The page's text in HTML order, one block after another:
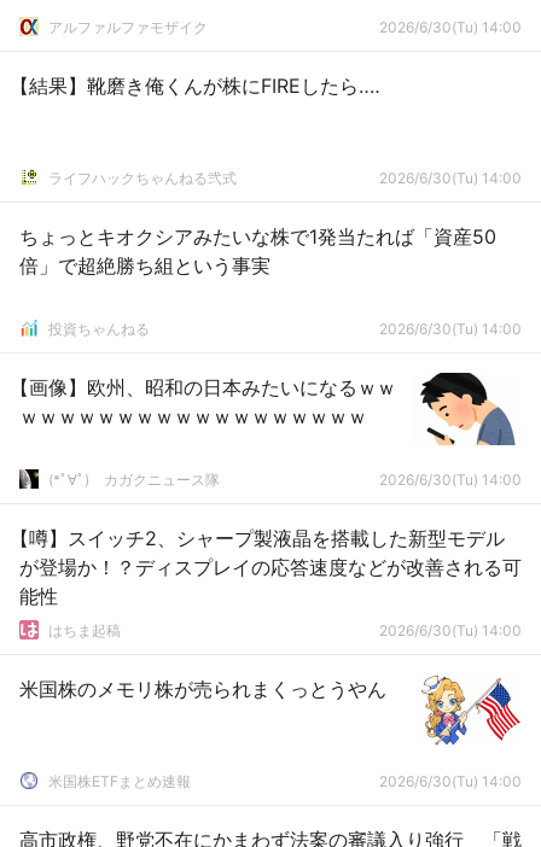
アルファルファモザイク 2026/6/30(Tu) 14:00
【結果】靴磨き俺くんが株にFIREしたら‥‥
ライフハックちゃんねる弐式 2026/6/30(Tu) 14:00
ちょっとキオクシアみたいな株で1発当たれば「資産50
倍」で超絶勝ち組という事実
投資ちゃんねる 2026/6/30(Tu) 14:00
【画像】欧州、昭和の日本みたいになるｗｗ
ｗｗｗｗｗｗｗｗｗｗｗｗｗｗｗｗｗｗ
(*ﾟ∀ﾟ)ゞカガクニュース隊 2026/6/30(Tu) 14:00
【噂】スイッチ2、シャープ製液晶を搭載した新型モデル
が登場か！？ディスプレイの応答速度などが改善される可
能性
はちま起稿 2026/6/30(Tu) 14:00
米国株のメモリ株が売られまくっとうやん
米国株ETFまとめ速報 2026/6/30(Tu) 14:00
高市政権、野党不在にかまわず法案の審議入り強行 「戦